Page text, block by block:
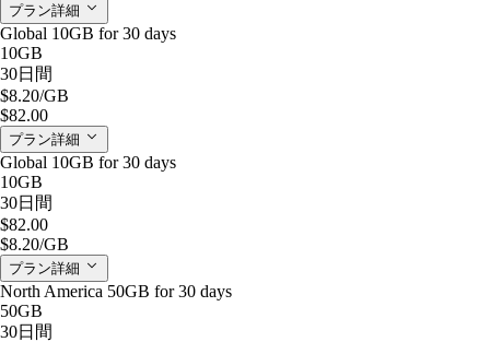
プラン詳細
Global 10GB for 30 days
10GB
30日間
$8.20/GB
$82.00
プラン詳細
Global 10GB for 30 days
10GB
30日間
$82.00
$8.20/GB
プラン詳細
North America 50GB for 30 days
50GB
30日間